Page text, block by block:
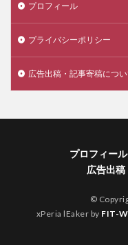
プロフィール
プライバシーポリシー
広告出稿・記事寄稿につい
プロフィール
広告出稿
©
xPeria lEaker by FIT-